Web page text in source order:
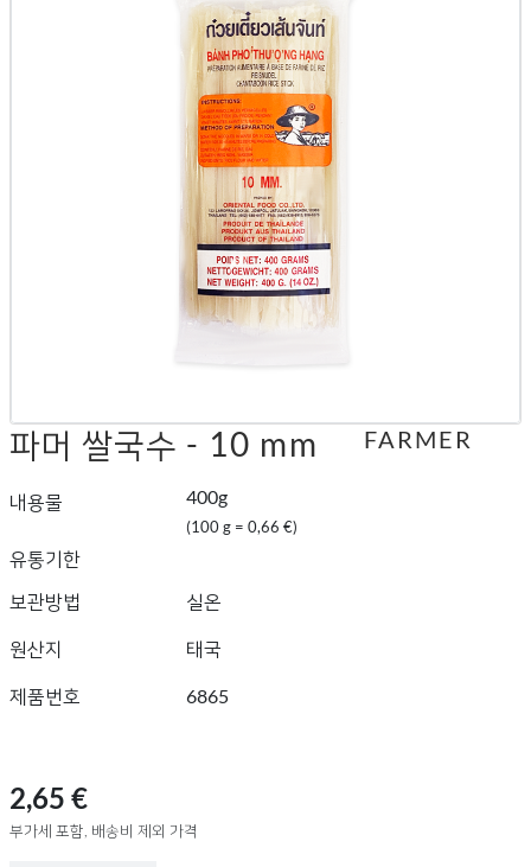
파머 쌀국수 - 10 mm
내용물 400g
(100 g = 0,66 €)
유통기한
보관방법
실온
원산지 태국
제품번호 6865
FARMER
2,65 €
부가세 포함, 배송비 제외 가격